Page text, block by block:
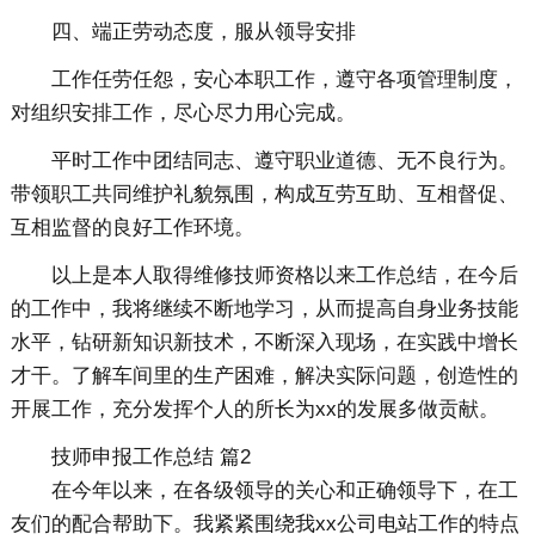
四、端正劳动态度，服从领导安排
工作任劳任怨，安心本职工作，遵守各项管理制度，
对组织安排工作，尽心尽力用心完成。
平时工作中团结同志、遵守职业道德、无不良行为。
带领职工共同维护礼貌氛围，构成互劳互助、互相督促、
互相监督的良好工作环境。
以上是本人取得维修技师资格以来工作总结，在今后
的工作中，我将继续不断地学习，从而提高自身业务技能
水平，钻研新知识新技术，不断深入现场，在实践中增长
才干。了解车间里的生产困难，解决实际问题，创造性的
开展工作，充分发挥个人的所长为xx的发展多做贡献。
技师申报工作总结 篇2
在今年以来，在各级领导的关心和正确领导下，在工
友们的配合帮助下。我紧紧围绕我xx公司电站工作的特点